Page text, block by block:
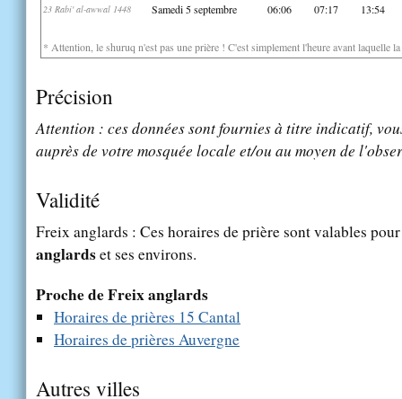
23 Rabi' al-awwal 1448 Samedi 5 septembre 06:06 07:17 13:54
* Attention, le shuruq n'est pas une prière ! C'est simplement l'heure avant laquelle
Précision
Attention : ces données sont fournies à titre indicatif,
auprès de votre mosquée locale et/ou au moyen de
Validité
Freix anglards : Ces horaires de prière sont valables
anglardset ses environs.
Proche de Freix anglards
Horaires de prières 15 Cantal
Horaires de prières Auvergne
Autres villes